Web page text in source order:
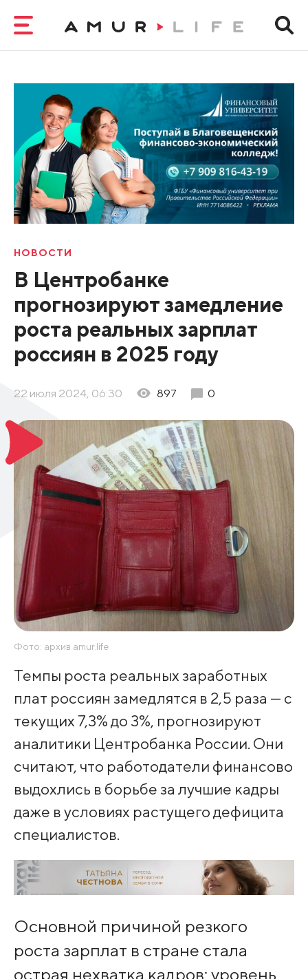
НОВОСТИ
В Центробанке
прогнозируют замедление
роста реальных зарплат
россиян в 2025 году
22 июля 2024, 06:30 897 0
Фото: архив amur.life
Темпы роста реальных заработных
плат россиян замедлятся в 2,5 раза — с
текущих 7,3% до 3%, прогнозируют
аналитики Центробанка России. Они
считают, что работодатели финансово
выдохлись в борьбе за лучшие кадры
даже в условиях растущего дефицита
специалистов.
Основной причиной резкого
роста зарплат в стране стала
острая нехватка кадров: уровень